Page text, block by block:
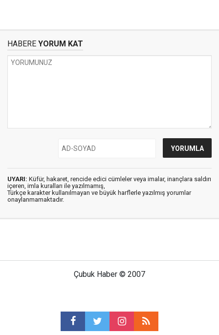
HABERE YORUM KAT
UYARI: Küfür, hakaret, rencide edici cümleler veya imalar, inançlara saldırı
içeren, imla kuralları ile yazılmamış,
Türkçe karakter kullanılmayan ve büyük harflerle yazılmış yorumlar
onaylanmamaktadır.
Çubuk Haber © 2007